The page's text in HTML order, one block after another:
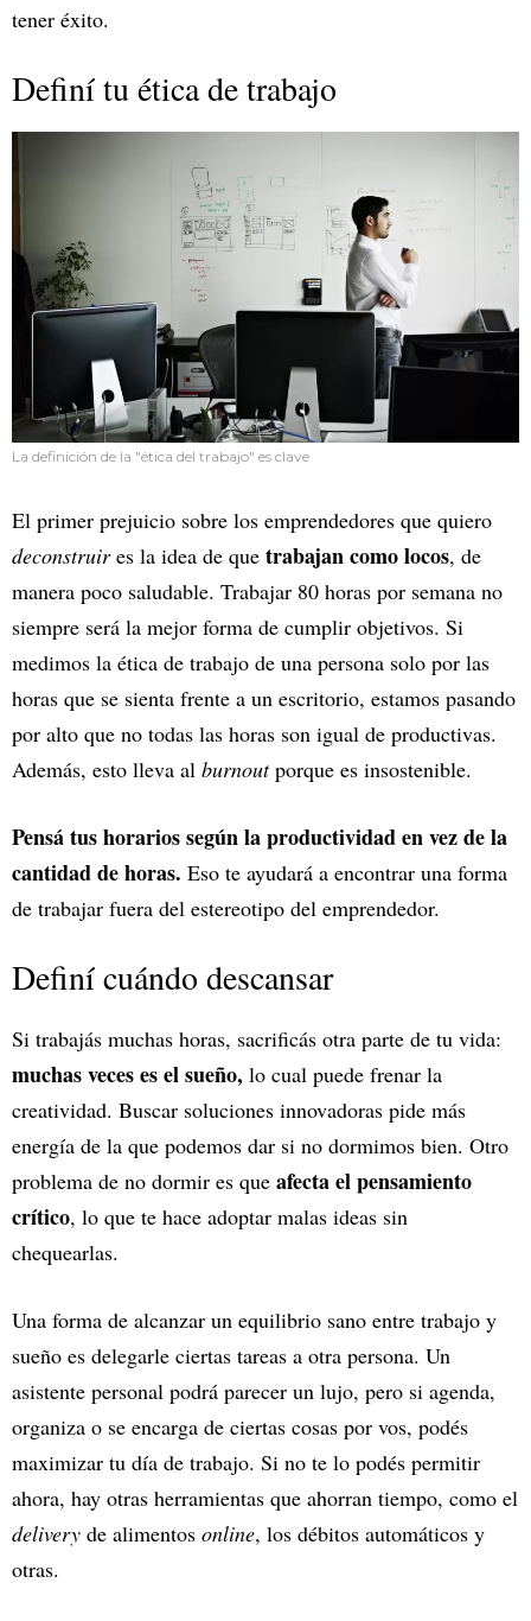
tener éxito.
Definí tu ética de trabajo
La definición de la "ética del trabajo" es clave
El primer prejuicio sobre los emprendedores que quiero
deconstruires la idea de que trabajan como locos, de
manera poco saludable. Trabajar 80 horas por semana no
siempre será la mejor forma de cumplir objetivos. Si
medimos la ética de trabajo de una persona solo por las
horas que se sienta frente a un escritorio, estamos pasando
por alto que no todas las horas son igual de productivas.
Además, esto lleva al burnoutporque es insostenible.
Pensá tus horarios según la productividad en vez de la
cantidad de horas. Eso te ayudará a encontrar una forma
de trabajar fuera del estereotipo del emprendedor.
Definí cuándo descansar
Si trabajás muchas horas, sacrificás otra parte de tu vida:
muchas veces es el sueño, lo cual puede frenar la
creatividad. Buscar soluciones innovadoras pide más
energía de la que podemos dar si no dormimos bien. Otro
problema de no dormir es que afecta el pensamiento
crítico, lo que te hace adoptar malas ideas sin
chequearlas.
Una forma de alcanzar un equilibrio sano entre trabajo y
sueño es delegarle ciertas tareas a otra persona. Un
asistente personal podrá parecer un lujo, pero si agenda,
organiza o se encarga de ciertas cosas por vos, podés
maximizar tu día de trabajo. Si no te lo podés permitir
ahora, hay otras herramientas que ahorran tiempo, como el
delivery de alimentos online, los débitos automáticos y
otras.